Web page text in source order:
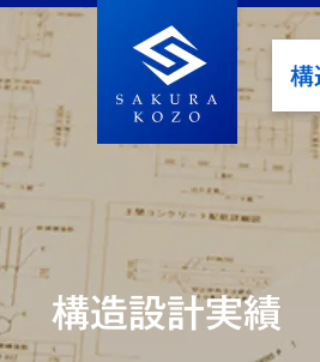
構
構造設計実績